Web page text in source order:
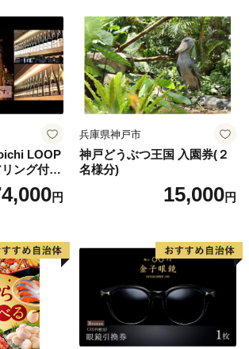
LOOP
ング付宿
スツイン
円
兵庫県神戸市
神戸どうぶつ王国 入園券(２
名様分)
15,000円